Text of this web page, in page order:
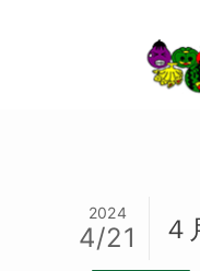
2024
4/21